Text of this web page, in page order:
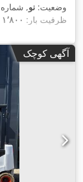
وضعیت: نو, شماره
ظرفیت بار: ۱٬۸۰۰ کیلوگرم
برقی, نوع دکل:
, طول
۳٬۴۶۰ کیلوگرم
آگهی کوچک